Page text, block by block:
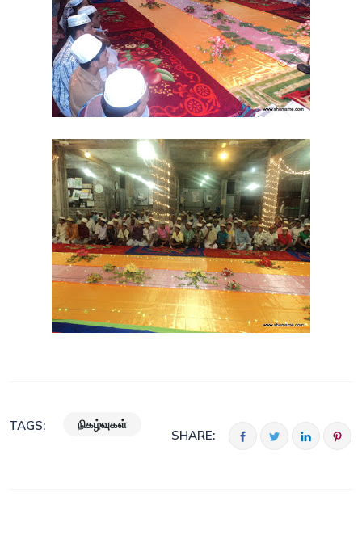
TAGS: நிகழ்வுகள்
SHARE: